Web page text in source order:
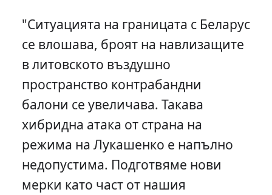
"Ситуацията на границата с Беларус
се влошава, броят на навлизащите
в литовското въздушно
пространство контрабандни
балони се увеличава. Такава
хибридна атака от страна на
режима на Лукашенко е напълно
недопустима. Подготвяме нови
мерки като част от нашия